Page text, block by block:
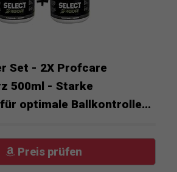
Set - 2X Profcare
500ml - Starke
optimale Ballkontrolle...
Preis prüfen